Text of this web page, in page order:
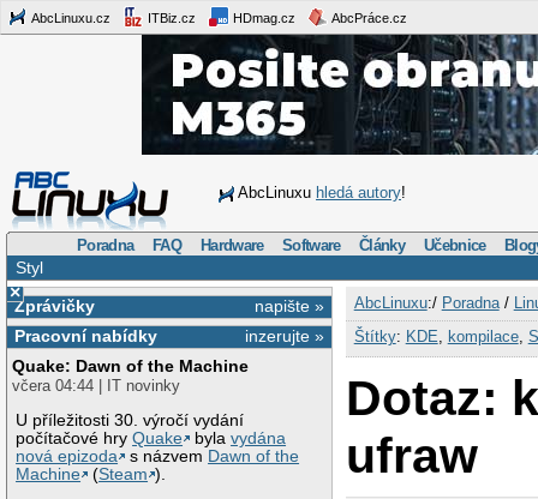
AbcLinuxu.cz ITBiz.cz HDmag.cz AbcPráce.cz
AbcLinuxu hledá autory!
Poradna FAQ Hardware Software Články Učebnice
Styl
×
napište »
Zprávičky
inzerujte »
Pracovní nabídky
Quake: Dawn of the Machine
včera 04:44 | IT novinky
U příležitosti 30. výročí vydání
počítačové hryQuake bylavydána
nová epizoda
s názvem Dawn of the
Machine
(Steam ).
AbcLinuxu:/ Poradna/
Štítky: KDE kompilace,
Dotaz:
ufraw